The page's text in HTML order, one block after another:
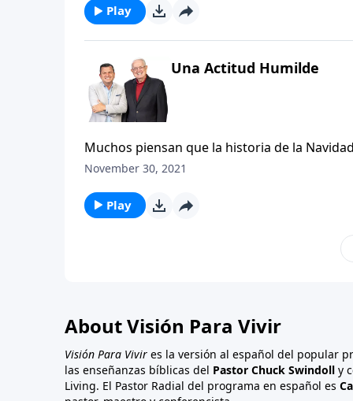
Play
Una Actitud Humilde
Muchos piensan que la historia de la
hecho, comenzó muchísimo tiempo antes
November 30, 2021
Play
About Visión Para Vivir
Visión Para Vivir es la versión al español del popular
las enseñanzas bíblicas del Pastor Chuck Swindoll y
Living. El Pastor Radial del programa en español es